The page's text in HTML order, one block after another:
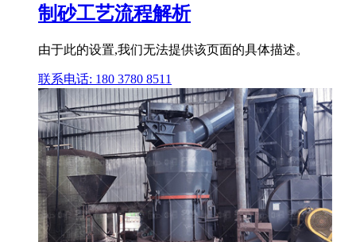
制砂工艺流程解析
由于此的设置,我们无法提供该页面的具体描述。
联系电话: 180 3780 8511